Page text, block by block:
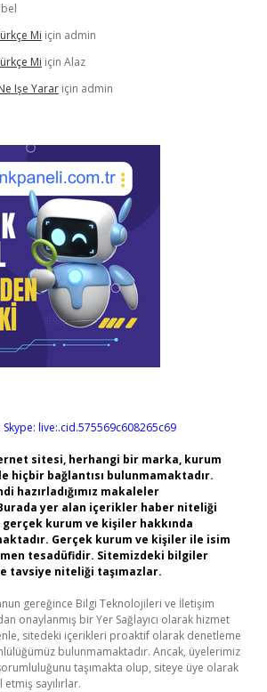
Mi için admin
Mi için Alaz
Işe Yarar için admin
Skype: live:.cid.575569c608265c69
sitesi, herhangi bir marka, kurum
hiçbir bağlantısı bulunmamaktadır.
hazırladığımız makaleler
yer alan içerikler haber niteliği
kurum ve kişiler hakkında
Gerçek kurum ve kişiler ile isim
tesadüfidir. Sitemizdeki bilgiler
tavsiye niteliği taşımazlar.
gereğince Bilgi Teknolojileri ve İletişim
onaylanmış bir Yer Sağlayıcı olarak hizmet
sitedeki içerikleri proaktif olarak denetleme
bulunmamaktadır. Ancak, üyelerimiz
taşımakta olup, siteye üye olarak
sayılırlar.